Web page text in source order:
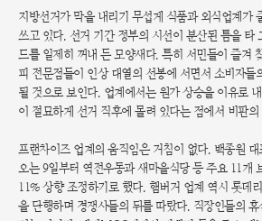
지방선거가 막을 내리기 무섭게 식품과 외식업계가
쓰고 있다. 선거 기간 정부의 시선이 분산된 틈을 타
드를 일제히 꺼내 든 모양새다. 특히 서민들이 즐겨
피 전문점들이 인상 대열의 선봉에 서면서 소비자들
될 것으로 보인다. 업계에서는 원가 상승을 이유로
이 절묘하게 선거 직후에 몰려 있다는 점에서 비판
프랜차이즈 업계의 움직임은 거침이 없다. 백종원
오는 9일부터 역전우동과 새마을식당 등 주요 11개
11% 상향 조정하기로 했다. 햄버거 업계 역시 롯데
을 단행하며 경쟁사들의 뒤를 따랐다. 직장인들의 휴